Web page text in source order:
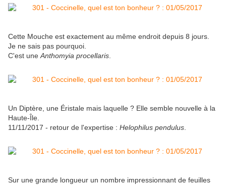
Cette Mouche est exactement au même endroit depuis 8 jours.
Je ne sais pas pourquoi.
C'est une Anthomyia procellaris
Un Diptère, une Éristale mais laquelle ? Elle semble nouvelle à la
Haute-Île.
11/11/2017 - retour de l'expertise : Helophilus pendulus
Sur une grande longueur un nombre impressionnant de feuilles